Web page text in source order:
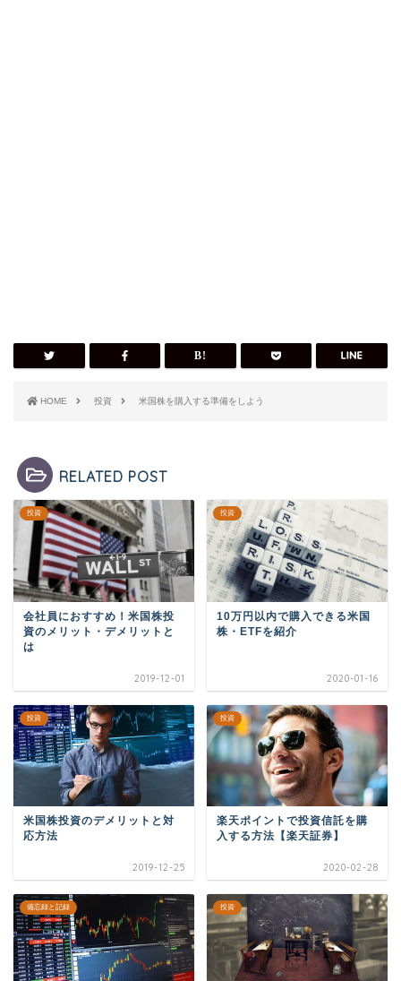
HOME 投資 米国株を購入する準備をしよう
RELATED POST
投資
会社員におすすめ！米国株投
資のメリット・デメリットと
は
2019-12-01
投資
10万円以内で購入できる米国
株・ETFを紹介
2020-01-16
投資
米国株投資のデメリットと対
応方法
2019-12-25
投資
楽天ポイントで投資信託を購
入する方法【楽天証券】
2020-02-28
備忘録と記録 投資